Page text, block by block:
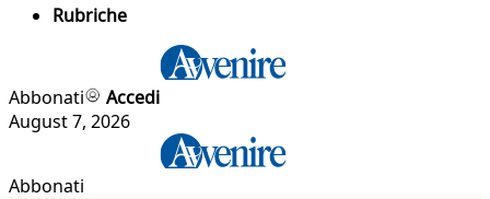
Rubriche
Abbonati
Accedi
August 7, 2026
Abbonati